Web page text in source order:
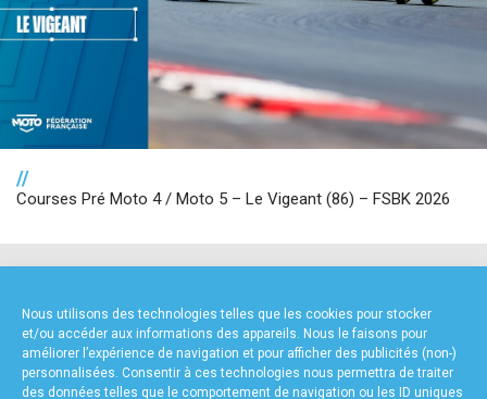
Nous utilisons des technologies telles que les cookies pour stocker
et/ou accéder aux informations des appareils. Nous le faisons pour
améliorer l’expérience de navigation et pour afficher des publicités (non-)
personnalisées. Consentir à ces technologies nous permettra de traiter
des données telles que le comportement de navigation ou les ID uniques
//
Courses Pré Moto 4 / Moto 5 – Le Vigeant (86) – FSBK 2026